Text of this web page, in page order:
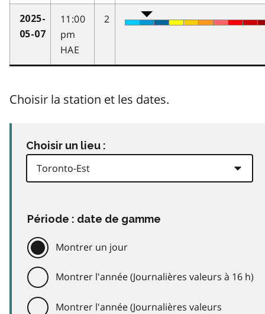
2025-
05-07
11:00
pm
HAE
2
Choisir la station et les dates.
Choisir un lieu :
Période : date de gamme
Montrer un jour
Montrer l'année (Journalières valeurs à 16 h)
Montrer l'année (Journalières valeurs